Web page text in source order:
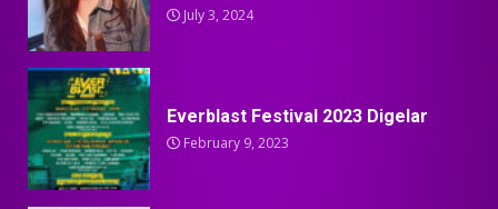
July 3, 2024
Everblast Festival 2023 Digelar
February 9, 2023